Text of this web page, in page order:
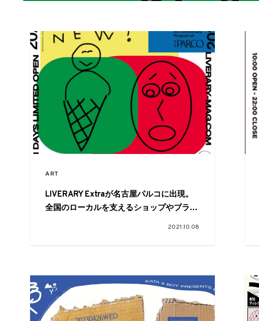
ART
LIVERARY Extraが名古屋パルコに出現。
全国のローカルを支えるショップやブラン
2021.10.08